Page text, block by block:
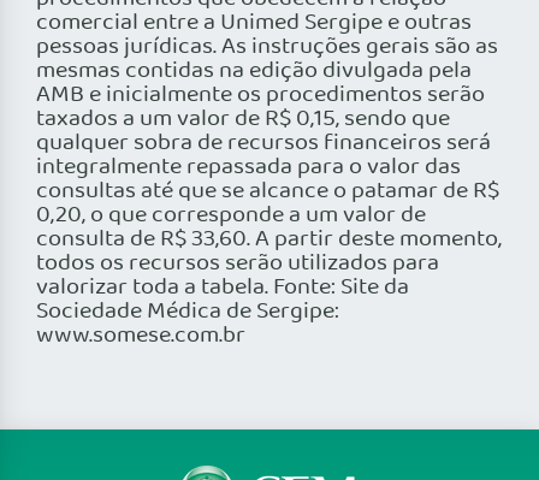
comercial entre a Unimed Sergipe e outras
pessoas jurídicas. As instruções gerais são as
mesmas contidas na edição divulgada pela
AMB e inicialmente os procedimentos serão
taxados a um valor de R$ 0,15, sendo que
qualquer sobra de recursos financeiros será
integralmente repassada para o valor das
consultas até que se alcance o patamar de R$
0,20, o que corresponde a um valor de
consulta de R$ 33,60. A partir deste momento,
todos os recursos serão utilizados para
valorizar toda a tabela. Fonte: Site da
Sociedade Médica de Sergipe:
www.somese.com.br